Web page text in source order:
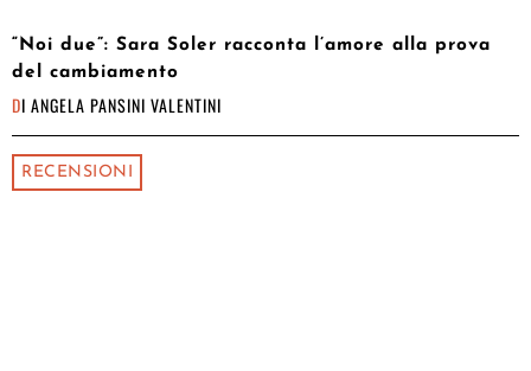
“Noi due”: Sara Soler racconta l’amore alla prova
del cambiamento
DI ANGELA PANSINI VALENTINI
RECENSIONI